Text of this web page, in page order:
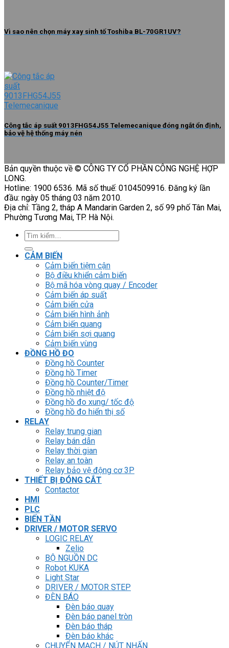
Vì sao nên chọn máy xay sinh tố Toshiba BL-70GR1UV?
Công tắc áp suất 9013FHG54J55 Telemecanique đóng ngắt ổn định,
bảo vệ hệ thống máy nén
Bản quyền thuộc về © CÔNG TY CỔ PHẦN CÔNG NGHỆ HỢP
LONG.
Hotline: 1900 6536. Mã số thuế: 0104509916. Đăng ký lần
đầu: ngày 05 tháng 03 năm 2010.
Địa chỉ: Tầng 2, tháp A Mandarin Garden 2, số 99 phố Tân Mai,
Phường Tương Mai, TP. Hà Nội.
Tìm
kiếm:
CẢM BIẾN
Cảm biến tiệm cận
Bộ điều khiển cảm biến
Bộ mã hóa vòng quay / Encoder
Cảm biến áp suất
Cảm biến cửa
Cảm biến hình ảnh
Cảm biến quang
Cảm biến sợi quang
Cảm biến vùng
ĐỒNG HỒ ĐO
Đồng hồ Counter
Đồng hồ Timer
Đồng hồ Counter/Timer
Đồng hồ nhiệt độ
Đồng hồ đo xung/ tốc độ
Đồng hồ đo hiển thị số
RELAY
Relay trung gian
Relay bán dẫn
Relay thời gian
Relay an toàn
Relay bảo vệ động cơ 3P
THIẾT BỊ ĐÓNG CẮT
Contactor
HMI
PLC
BIẾN TẦN
DRIVER / MOTOR SERVO
LOGIC RELAY
Zelio
BỘ NGUỒN DC
Robot KUKA
Light Star
DRIVER / MOTOR STEP
ĐÈN BÁO
Đèn báo quay
Đèn báo panel tròn
Đèn báo tháp
Đèn báo khác
CHUYỂN MẠCH / NÚT NHẤN